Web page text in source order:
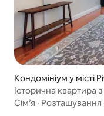
Кондомініум у місті
Історична квартира
Jefferson Free Park
Сім’я · Розташування